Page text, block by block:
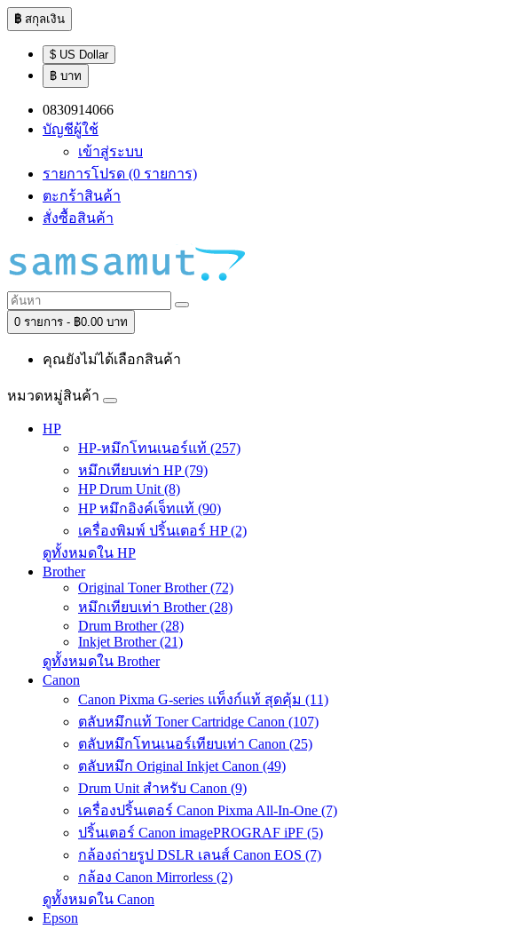
฿ สกุลเงิน
$ US Dollar
฿ บาท
0830914066
บัญชีผู้ใช้
เข้าสู่ระบบ
รายการโปรด (0 รายการ)
ตะกร้าสินค้า
สั่งซื้อสินค้า
0 รายการ - ฿0.00 บาท
คุณยังไม่ได้เลือกสินค้า
หมวดหมู่สินค้า
HP
HP-หมึกโทนเนอร์แท้ (257)
หมึกเทียบเท่า HP (79)
HP Drum Unit (8)
HP หมึกอิงค์เจ็ทแท้ (90)
เครื่องพิมพ์ ปริ้นเตอร์ HP (2)
ดูทั้งหมดใน HP
Brother
Original Toner Brother (72)
หมึกเทียบเท่า Brother (28)
Drum Brother (28)
Inkjet Brother (21)
ดูทั้งหมดใน Brother
Canon
Canon Pixma G-series แท็งก์แท้ สุดคุ้ม (11)
ตลับหมึกแท้ Toner Cartridge Canon (107)
ตลับหมึกโทนเนอร์เทียบเท่า Canon (25)
ตลับหมึก Original Inkjet Canon (49)
Drum Unit สำหรับ Canon (9)
เครื่องปริ้นเตอร์ Canon Pixma All-In-One (7)
ปริ้นเตอร์ Canon imagePROGRAF iPF (5)
กล้องถ่ายรูป DSLR เลนส์ Canon EOS (7)
กล้อง Canon Mirrorless (2)
ดูทั้งหมดใน Canon
Epson